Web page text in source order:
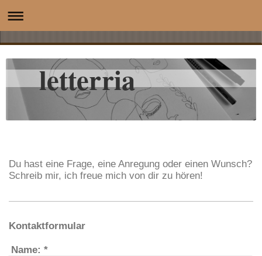
letterria
Du hast eine Frage, eine Anregung oder einen Wunsch?
Schreib mir, ich freue mich von dir zu hören!
Kontaktformular
Name: *